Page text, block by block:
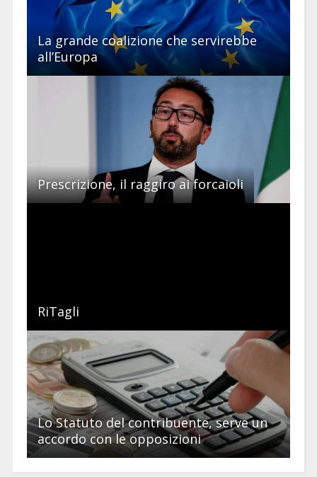
La grande coalizione che servirebbe
all’Europa
Prescrizione, il raggiro ai forcaioli
RiTagli
Lo Statuto del contribuente, serve un
accordo con le opposizioni